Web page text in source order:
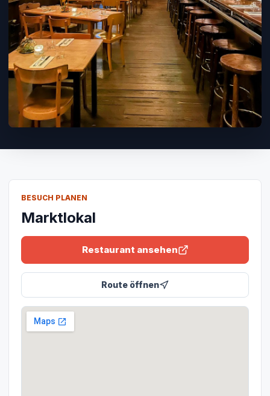
BESUCH PLANEN
Marktlokal
Restaurant ansehen
Route öffnen